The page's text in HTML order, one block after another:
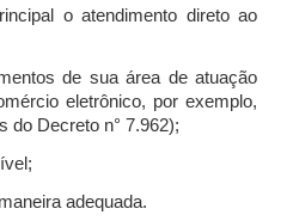
o atendimento direto ao
de sua área de atuação
eletrônico, por exemplo,
do Decreto n° 7.962);
adequada.